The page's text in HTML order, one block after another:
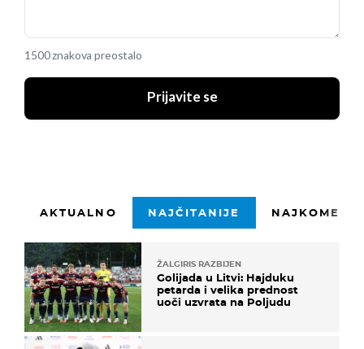
1500 znakova preostalo
Prijavite se
AKTUALNO NAJČITANIJE
ŽALGIRIS RAZBIJEN
Golijada u Litvi: Hajduku
petarda i velika prednost
uoči uzvrata na Poljudu